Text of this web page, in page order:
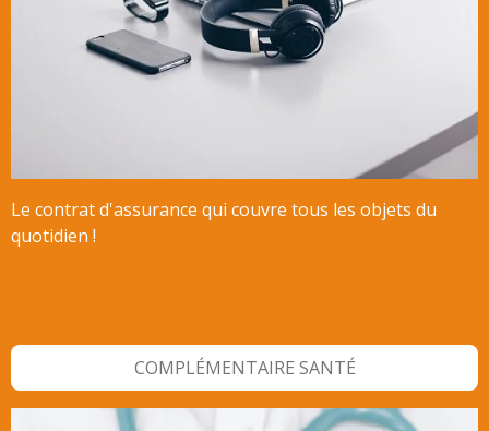
Le contrat d'assurance qui couvre tous les objets du
quotidien !
COMPLÉMENTAIRE SANTÉ